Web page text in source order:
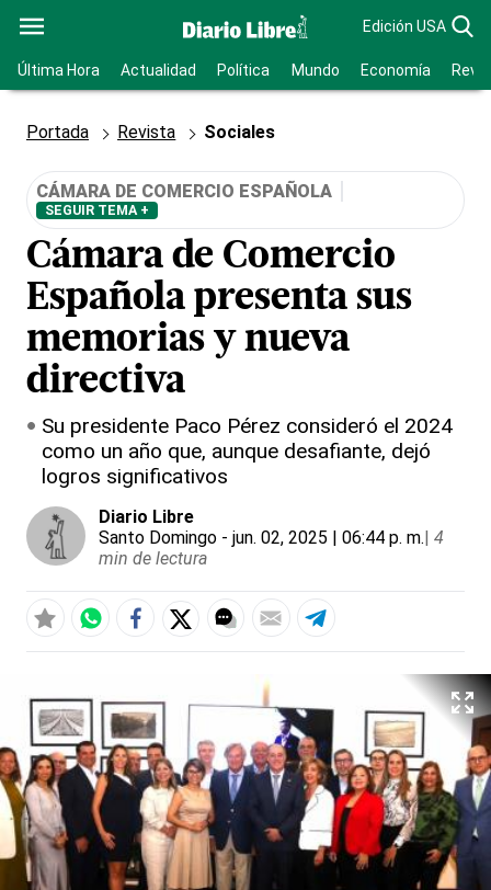
Edición USA
Última Hora Actualidad Política Mundo Economía
Portada Revista Sociales
CÁMARA DE COMERCIO ESPAÑOLA
SEGUIR TEMA +
Cámara de Comercio
Española presenta sus
memorias y nueva
directiva
Su presidente Paco Pérez consideró el 2024
como un año que, aunque desafiante, dejó
logros significativos
Diario Libre
Santo Domingo - jun. 02, 2025 | 06:44 p. m.| 4
min de lectura